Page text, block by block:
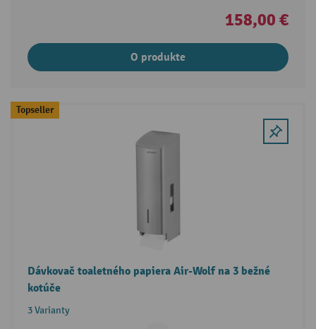
158,00 €
O produkte
Topseller
Dávkovač toaletného papiera Air-Wolf na 3 bežné
kotúče
3 Varianty